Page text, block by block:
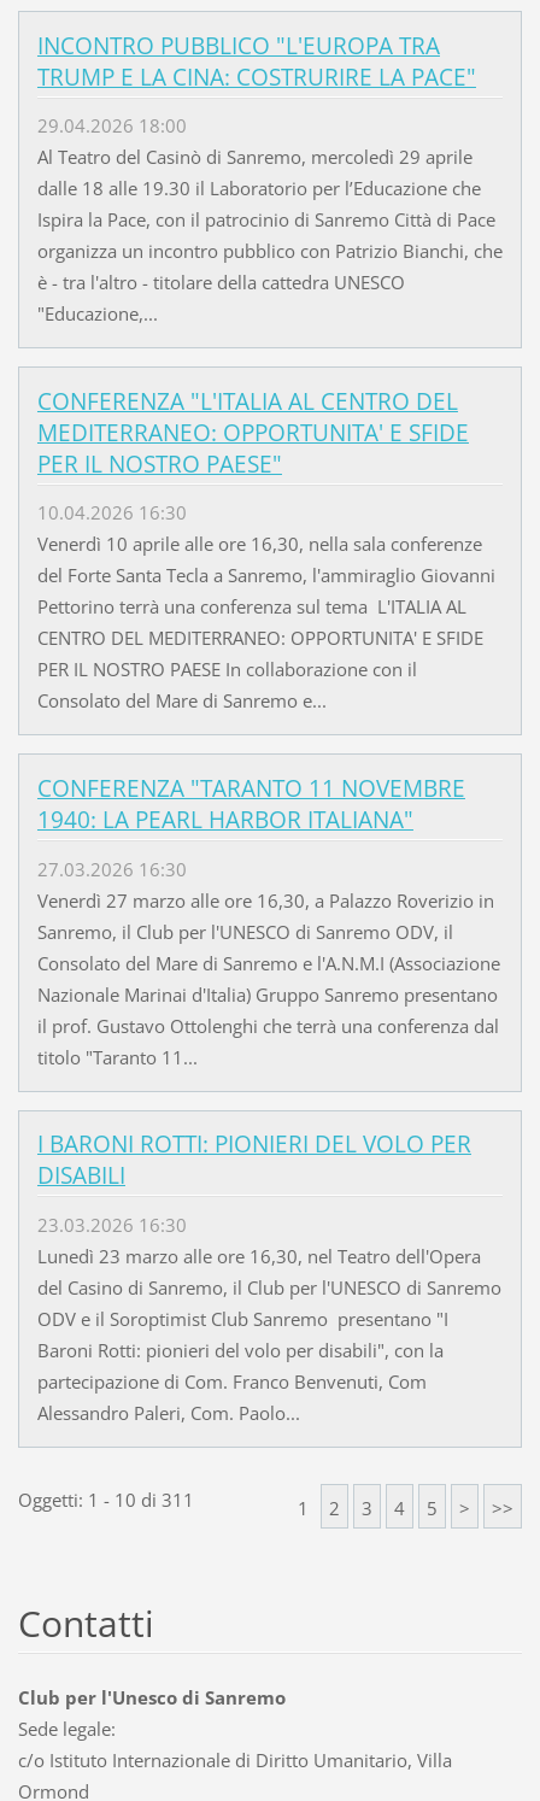
INCONTRO PUBBLICO "L'EUROPA TRA
TRUMP E LA CINA: COSTRURIRE LA PACE"
29.04.2026 18:00
Al Teatro del Casinò di Sanremo, mercoledì 29 aprile
dalle 18 alle 19.30 il Laboratorio per l’Educazione che
Ispira la Pace, con il patrocinio di Sanremo Città di Pace
organizza un incontro pubblico con Patrizio Bianchi, che
è - tra l'altro - titolare della cattedra UNESCO
"Educazione,...
CONFERENZA "L'ITALIA AL CENTRO DEL
MEDITERRANEO: OPPORTUNITA' E SFIDE
PER IL NOSTRO PAESE"
10.04.2026 16:30
Venerdì 10 aprile alle ore 16,30, nella sala conferenze
del Forte Santa Tecla a Sanremo, l'ammiraglio Giovanni
Pettorino terrà una conferenza sul tema L'ITALIA AL
CENTRO DEL MEDITERRANEO: OPPORTUNITA' E SFIDE
PER IL NOSTRO PAESE In collaborazione con il
Consolato del Mare di Sanremo e...
CONFERENZA "TARANTO 11 NOVEMBRE
1940: LA PEARL HARBOR ITALIANA"
27.03.2026 16:30
Venerdì 27 marzo alle ore 16,30, a Palazzo Roverizio in
Sanremo, il Club per l'UNESCO di Sanremo ODV, il
Consolato del Mare di Sanremo e l'A.N.M.I (Associazione
Nazionale Marinai d'Italia) Gruppo Sanremo presentano
il prof. Gustavo Ottolenghi che terrà una conferenza dal
titolo "Taranto 11...
I BARONI ROTTI: PIONIERI DEL VOLO PER
DISABILI
23.03.2026 16:30
Lunedì 23 marzo alle ore 16,30, nel Teatro dell'Opera
del Casino di Sanremo, il Club per l'UNESCO di Sanremo
ODV e il Soroptimist Club Sanremo presentano "I
Baroni Rotti: pionieri del volo per disabili", con la
partecipazione di Com. Franco Benvenuti, Com
Alessandro Paleri, Com. Paolo...
Oggetti: 1 - 10 di 311 1 2 3 4 5 > >>
Contatti
Club per l'Unesco di Sanremo
Sede legale:
c/o Istituto Internazionale di Diritto Umanitario, Villa
Ormond